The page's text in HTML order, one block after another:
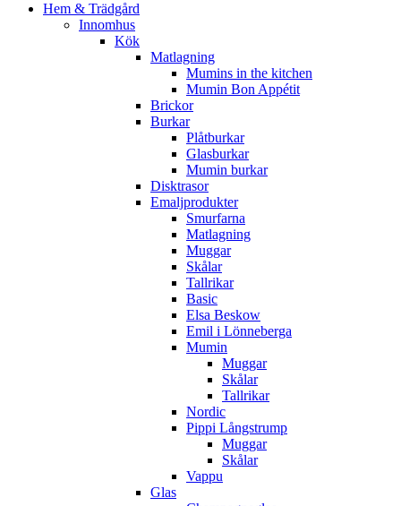
Hem & Trädgård
Innomhus
Kök
Matlagning
Mumins in the kitchen
Mumin Bon Appétit
Brickor
Burkar
Plåtburkar
Glasburkar
Mumin burkar
Disktrasor
Emaljprodukter
Smurfarna
Matlagning
Muggar
Skålar
Tallrikar
Basic
Elsa Beskow
Emil i Lönneberga
Mumin
Muggar
Skålar
Tallrikar
Nordic
Pippi Långstrump
Muggar
Skålar
Vappu
Glas